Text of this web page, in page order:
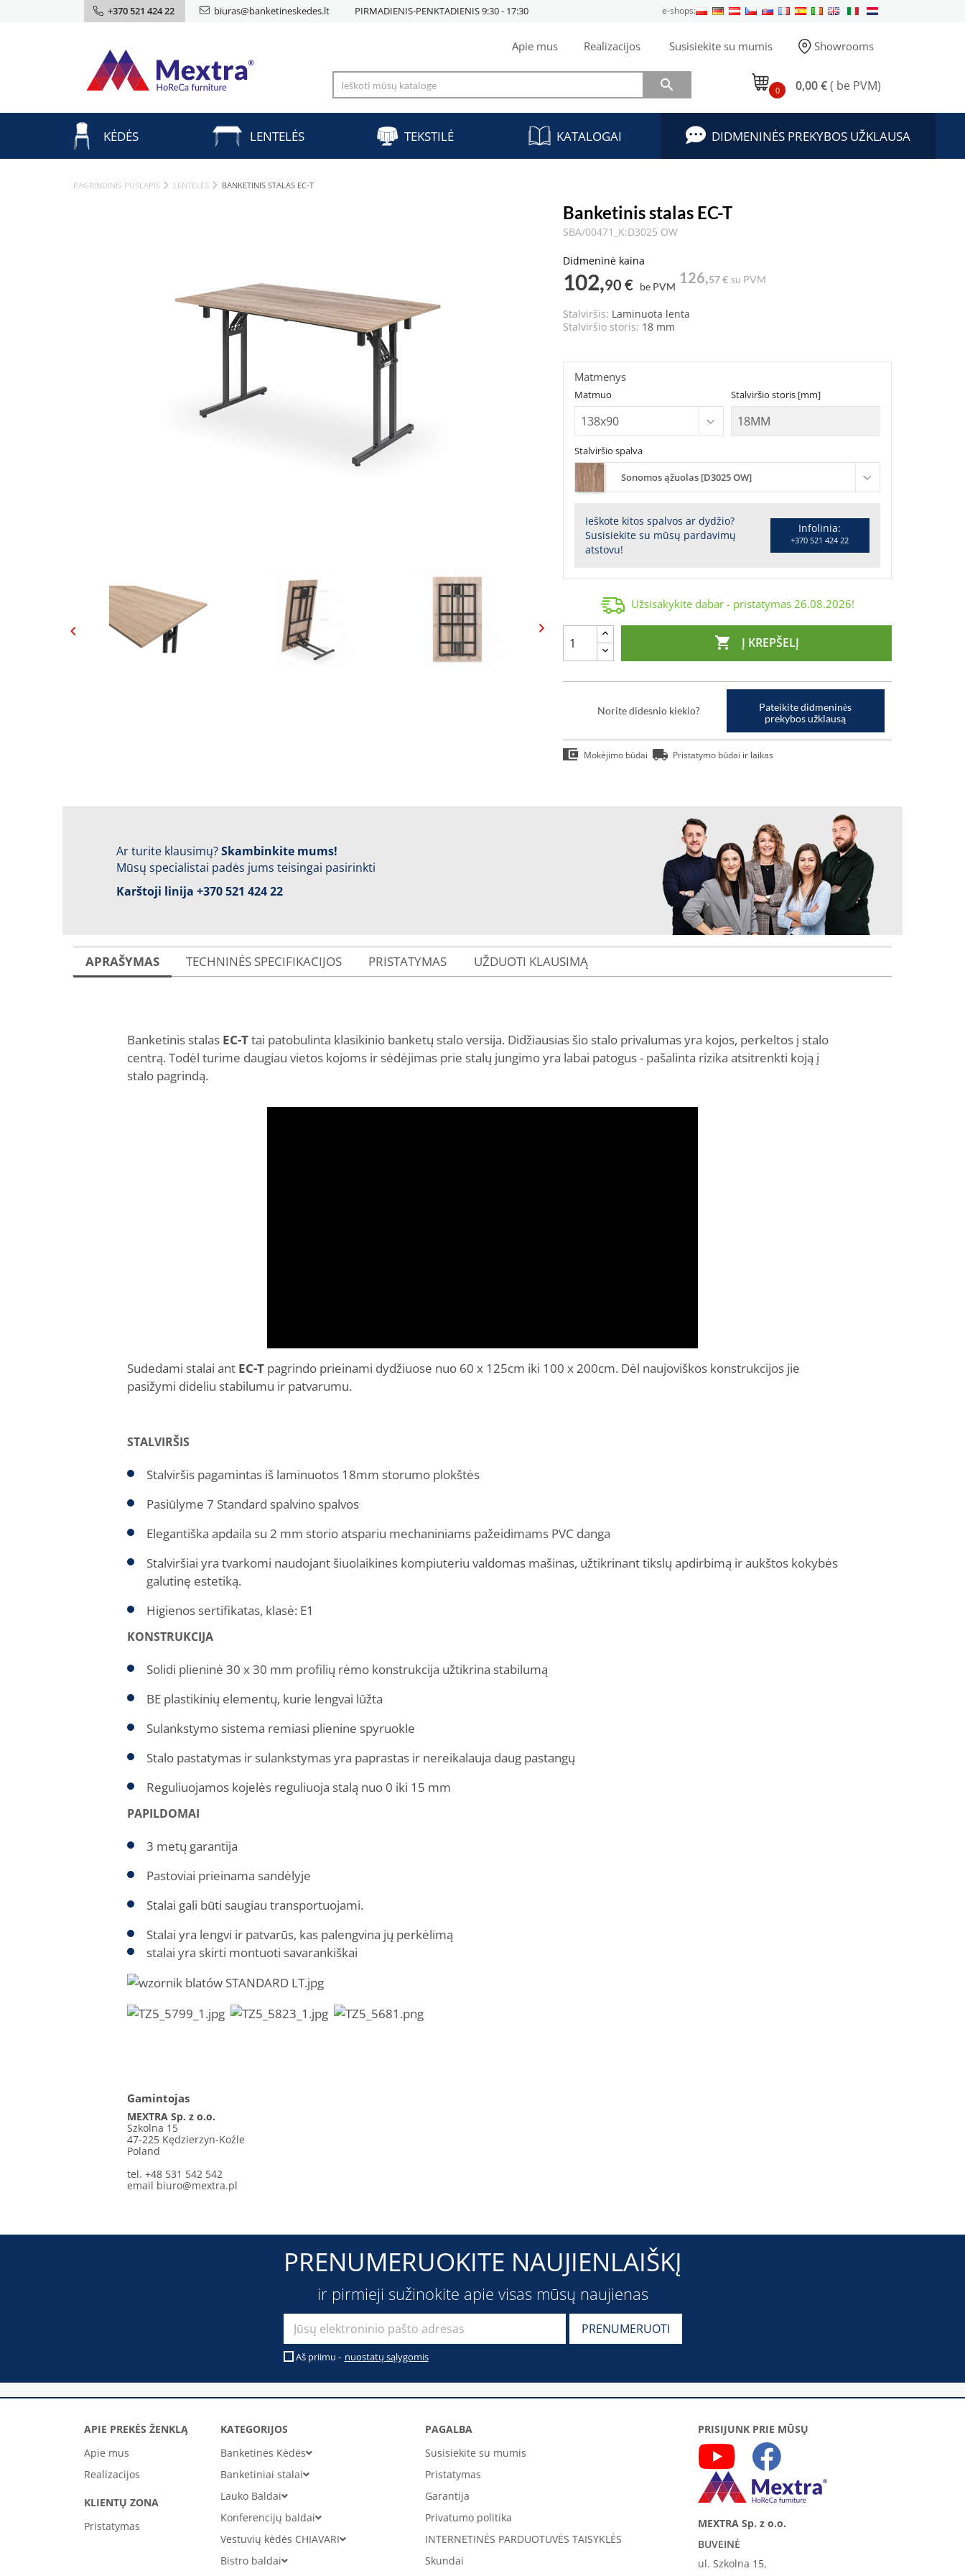
+370 521 424 22 biuras@banketineskedes.lt PIRMADIENIS-PENKTADIENIS 9:30 - 17:30 e-shops:
Apie mus Realizacijos Susisiekite su mumis Showrooms
 0 0,00 €( be PVM)
KĖDĖS LENTELĖS TEKSTILĖ KATALOGAI DIDMENINĖS PREKYBOS UŽKLAUSA
PAGRINDINIS PUSLAPIS LENTELĖS BANKETINIS STALAS EC-T
Banketinis stalas EC-T
SBA/00471_K:D3025 OW
Didmeninė kaina
102,90 € be PVM
126,57 € su PVM
Stalviršis: Laminuota lenta
Stalviršio storis: 18 mm
Stalviršio spalva
Sonomos ąžuolas [D3025 OW]
Ieškote kitos spalvos ar dydžio?
Susisiekite su mūsų pardavimų
atstovu!
Infolinia:
+370 521 424 22
Matmuo Stalviršio storis [mm]
Matmenys
Užsisakykite dabar - pristatymas 26.08.2026!
 Į KREPŠELĮ
Norite didesnio kiekio?
Pateikite didmeninės
prekybos užklausą
Mokėjimo būdai Pristatymo būdai ir laikas
Ar turite klausimų?Skambinkite mums!
Mūsų specialistai padės jums teisingai pasirinkti
Karštoji linija +370 521 424 22
APRAŠYMAS TECHNINĖS SPECIFIKACIJOS PRISTATYMAS UŽDUOTI KLAUSIMĄ
Banketinis stalas EC-Ttai patobulinta klasikinio banketų stalo versija. Didžiausias šio stalo privalumas yra kojos, perkeltos į stalo
centrą. Todėl turime daugiau vietos kojoms ir sėdėjimas prie stalų jungimo yra labai patogus - pašalinta rizika atsitrenkti koją į
stalo pagrindą.
Sudedami stalai ant EC-T pagrindo prieinami dydžiuose nuo 60 x 125cm iki 100 x 200cm. Dėl naujoviškos konstrukcijos jie
pasižymi dideliu stabilumu ir patvarumu.
STALVIRŠIS
Stalviršis pagamintas iš laminuotos 18mm storumo plokštės
Pasiūlyme 7 Standard spalvino spalvos
Elegantiška apdaila su 2 mm storio atspariu mechaniniams pažeidimams PVC danga
Stalviršiai yra tvarkomi naudojant šiuolaikines kompiuteriu valdomas mašinas, užtikrinant tikslų apdirbimą ir aukštos kokybės
galutinę estetiką.
Higienos sertifikatas, klasė: E1
KONSTRUKCIJA
Solidi plieninė 30 x 30 mm profilių rėmo konstrukcija užtikrina stabilumą
BE plastikinių elementų, kurie lengvai lūžta
Sulankstymo sistema remiasi plienine spyruokle
Stalo pastatymas ir sulankstymas yra paprastas ir nereikalauja daug pastangų
Reguliuojamos kojelės reguliuoja stalą nuo 0 iki 15 mm
PAPILDOMAI
3 metų garantija
Pastoviai prieinama sandėlyje
Stalai gali būti saugiau transportuojami.
Stalai yra lengvi ir patvarūs, kas palengvina jų perkėlimą
stalai yra skirti montuoti savarankiškai
Gamintojas
MEXTRA Sp. z o.o.
Szkolna 15
47-225 Kędzierzyn-Koźle
Poland
tel. +48 531 542 542
email biuro@mextra.pl
PRENUMERUOKITE NAUJIENLAIŠKĮ
ir pirmieji sužinokite apie visas mūsų naujienas
Aš priimu - nuostatų sąlygomis
APIE PREKĖS ŽENKLĄ
Apie mus
Realizacijos
KLIENTŲ ZONA
Pristatymas
KATEGORIJOS
Banketinės Kėdės
Banketiniai stalai
Lauko Baldai
Konferencijų baldai
Vestuvių kėdės CHIAVARI
Bistro baldai
PAGALBA
Susisiekite su mumis
Pristatymas
Garantija
Privatumo politika
INTERNETINĖS PARDUOTUVĖS TAISYKLĖS
Skundai
PRISIJUNK PRIE MŪSŲ
MEXTRA Sp. z o.o.
BUVEINĖ
ul. Szkolna 15,